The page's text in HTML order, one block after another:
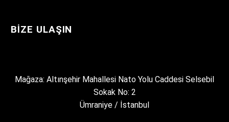
BIZE ULAŞIN
Mağaza: Altınşehir Mahallesi Nato Yolu Caddesi Selsebil
Sokak No: 2
Ümraniye / İstanbul